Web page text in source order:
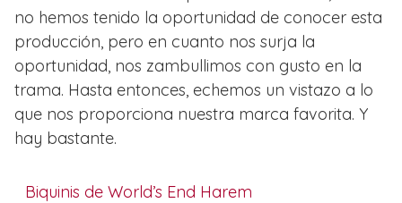
no hemos tenido la oportunidad de conocer esta
producción, pero en cuanto nos surja la
oportunidad, nos zambullimos con gusto en la
trama. Hasta entonces, echemos un vistazo a lo
que nos proporciona nuestra marca favorita. Y
hay bastante.
Biquinis de World’s End Harem